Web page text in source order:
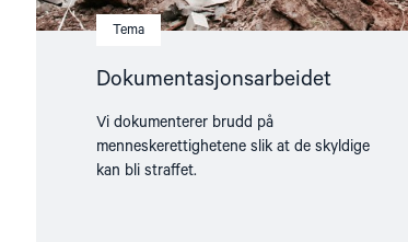
Tema
Dokumentasjonsarbeidet
Vi dokumenterer brudd på
menneskerettighetene slik at de skyldige
kan bli straffet.